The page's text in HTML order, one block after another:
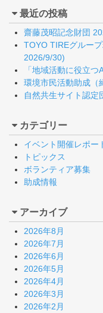
最近の投稿
齋藤茂昭記念財団
TOYO TIREグルー
2026/9/30)
「地域活動に役立
環境市民活動助成（
自然共生サイト認
カテゴリー
イベント開催レポー
トピックス
ボランティア募集
助成情報
アーカイブ
2026年8月
2026年7月
2026年6月
2026年5月
2026年4月
2026年3月
2026年2月